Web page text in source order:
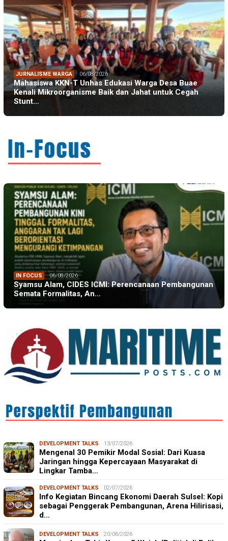
JURNALISME WARGA 06/08/2026
Mahasiswa KKN-T Unhas Edukasi Warga Desa Buae
Kenali Mikroorganisme Baik dan Jahat untuk Cegah
Stunt…
IN FOCUS 06/08/2026
Syamsu Alam, CIDES ICMI: Perencanaan Pembangunan
Semata Formalitas, An…
DEVELOPMENT TALKS 13/07/2026
Mengenal 30 Pemikir Modal Sosial: Dari Kuasa
Jaringan hingga Kepercayaan Masyarakat di
Lingkar Tamba…
DEVELOPMENT TALKS 02/07/2026
Info Kegiatan Bincang Ekonomi Daerah Sulsel: Kopi
sebagai Penggerak Pembangunan, Arena Hilirisasi,
d…
DEVELOPMENT TALKS 20/06/2026